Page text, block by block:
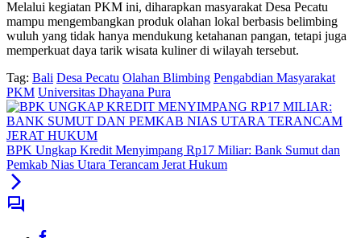
Melalui kegiatan PKM ini, diharapkan masyarakat Desa Pecatu
mampu mengembangkan produk olahan lokal berbasis belimbing
wuluh yang tidak hanya mendukung ketahanan pangan, tetapi juga
memperkuat daya tarik wisata kuliner di wilayah tersebut.
Tag: Bali Desa Pecatu Olahan Blimbing Pengabdian Masyarakat
PKM Universitas Dhayana Pura
BPK Ungkap Kredit Menyimpang Rp17 Miliar: Bank Sumut dan
Pemkab Nias Utara Terancam Jerat Hukum